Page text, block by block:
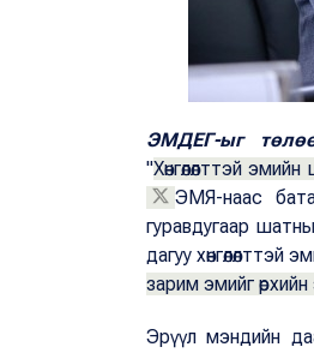
ЭМДЕГ-ыг
"Хөнгөлөлттэй
ЭМЯ-наас
гуравдугаар
дагуу
зарим эмийг
Эрүүл мэндийн